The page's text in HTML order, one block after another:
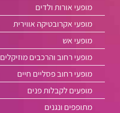
מופעי אורות ולדים
מופעי אקרובטיקה אווירית
מופעי אש
מופעי רחוב והרכבים מוזיקלים
מופעי רחוב פסליים חיים
מופעים לקבלות פנים
מתופפים ונגנים